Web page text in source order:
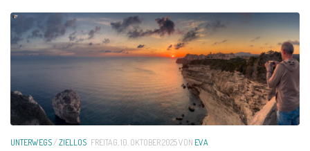
UNTERWEGS/ZIELLOS FREITAG, 10. OKTOBER 2025VON EVA